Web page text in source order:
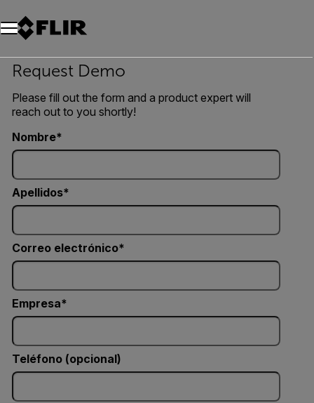
Unread messages
Modelo
Eliminar
artículos
artículo
Añadir al carro
Añadido al carro
Request Demo
Please fill out the form and a product expert will
reach out to you shortly!
Nombre
Apellidos
Correo electrónico
Empresa
Teléfono (opcional)